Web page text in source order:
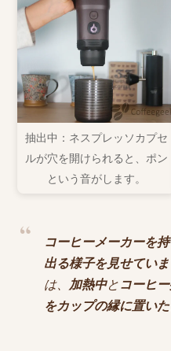
抽出中：ネスプレッソカプセ
ルが穴を開けられると、ポン
という音がします。
コーヒーメーカーを
出る様子を見せてい
は、 加熱中とコーヒ
をカップの縁に置い